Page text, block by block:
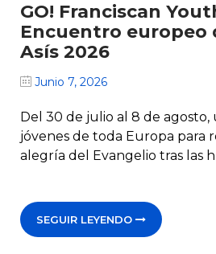
GO! Franciscan
Encuentro europeo
Asís 2026
Junio 7, 2026
Del 30 de julio al 8 de agosto,
jóvenes de toda Europa para
alegría del Evangelio tras las
SEGUIR LEYENDO